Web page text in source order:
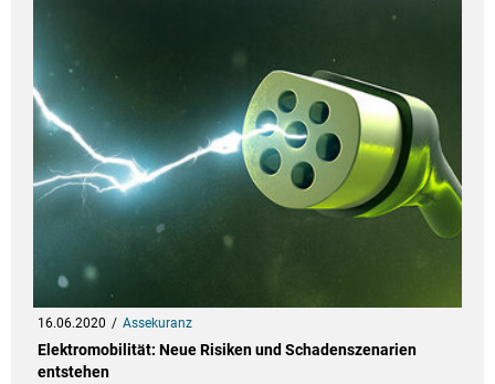
16.06.2020 Assekuranz
Elektromobilität: Neue Risiken und Schadenszenarien
entstehen